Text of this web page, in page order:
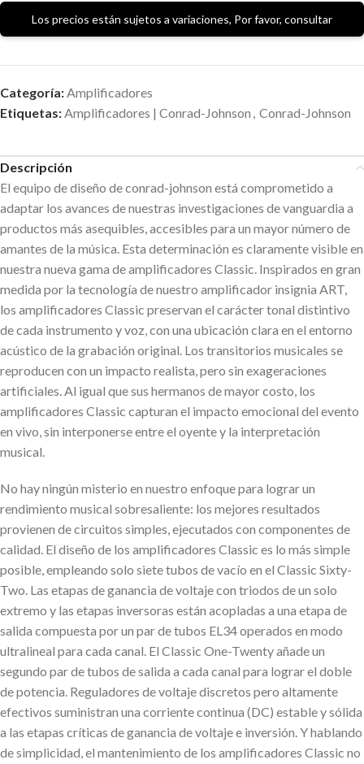
Los precios están sujetos a variaciones, Por favor, consultar
Categoría:Amplificadores
Etiquetas:Amplificadores | Conrad-Johnson , Conrad-Johnson
Descripción
El equipo de diseño de conrad-johnson está comprometido a
adaptar los avances de nuestras investigaciones de vanguardia a
productos más asequibles, accesibles para un mayor número de
amantes de la música. Esta determinación es claramente visible en
nuestra nueva gama de amplificadores Classic. Inspirados en gran
medida por la tecnología de nuestro amplificador insignia ART,
los amplificadores Classic preservan el carácter tonal distintivo
de cada instrumento y voz, con una ubicación clara en el entorno
acústico de la grabación original. Los transitorios musicales se
reproducen con un impacto realista, pero sin exageraciones
artificiales. Al igual que sus hermanos de mayor costo, los
amplificadores Classic capturan el impacto emocional del evento
en vivo, sin interponerse entre el oyente y la interpretación
musical.
No hay ningún misterio en nuestro enfoque para lograr un
rendimiento musical sobresaliente: los mejores resultados
provienen de circuitos simples, ejecutados con componentes de
calidad. El diseño de los amplificadores Classic es lo más simple
posible, empleando solo siete tubos de vacío en el Classic Sixty-
Two. Las etapas de ganancia de voltaje con triodos de un solo
extremo y las etapas inversoras están acopladas a una etapa de
salida compuesta por un par de tubos EL34 operados en modo
ultralineal para cada canal. El Classic One-Twenty añade un
segundo par de tubos de salida a cada canal para lograr el doble
de potencia. Reguladores de voltaje discretos pero altamente
efectivos suministran una corriente continua (DC) estable y sólida
a las etapas críticas de ganancia de voltaje e inversión. Y hablando
de simplicidad, el mantenimiento de los amplificadores Classic no